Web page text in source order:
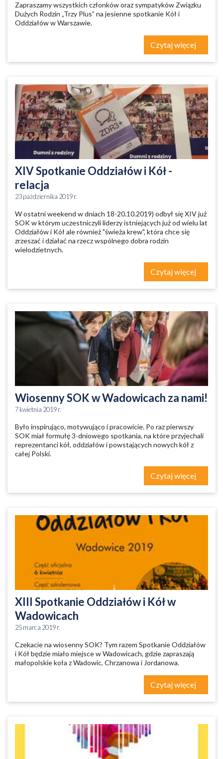
Zapraszamy wszystkich członków oraz sympatyków Związku
Dużych Rodzin „Trzy Plus” na jesienne spotkanie Kół i
Oddziałów w Warszawie.
Czytaj więcej
XIV Spotkanie Oddziałów i Kół -
relacja
23 października 2019 r.
W ostatni weekend w dniach 18-20.10.2019) odbył się XIV już
SOK w którym uczestniczyli liderzy istniejących już od wielu lat
Oddziałów i Kół ale również "świeża krew", która chce się
zrzeszać i działać na rzecz wspólnego dobra rodzin
wielodzietnych.
Czytaj więcej
Wiosenny SOK w Wadowicach za nami!
7 kwietnia 2019 r.
Było inspirująco, motywująco i pracowicie. Po raz pierwszy
SOK miał formułę 3-dniowego spotkania, na które przyjechali
reprezentanci kół, oddziałów i powstających nowych kół z
całej Polski.
Czytaj więcej
XIII Spotkanie Oddziałów i Kół w
Wadowicach
25 marca 2019 r.
Czekacie na wiosenny SOK? Tym razem Spotkanie Oddziałów
i Kół będzie miało miejsce w Wadowicach, gdzie zapraszają
małopolskie koła z Wadowic, Chrzanowa i Jordanowa.
Czytaj więcej